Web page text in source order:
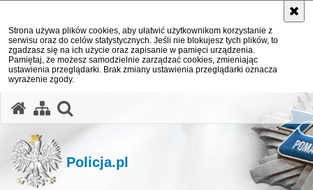
Strona używa plików cookies, aby ułatwić użytkownikom korzystanie z
serwisu oraz do celów statystycznych. Jeśli nie blokujesz tych plików, to
zgadzasz się na ich użycie oraz zapisanie w pamięci urządzenia.
Pamiętaj, że możesz samodzielnie zarządzać cookies, zmieniając
ustawienia przeglądarki. Brak zmiany ustawienia przeglądarki oznacza
wyrażenie zgody.
Policja.pl